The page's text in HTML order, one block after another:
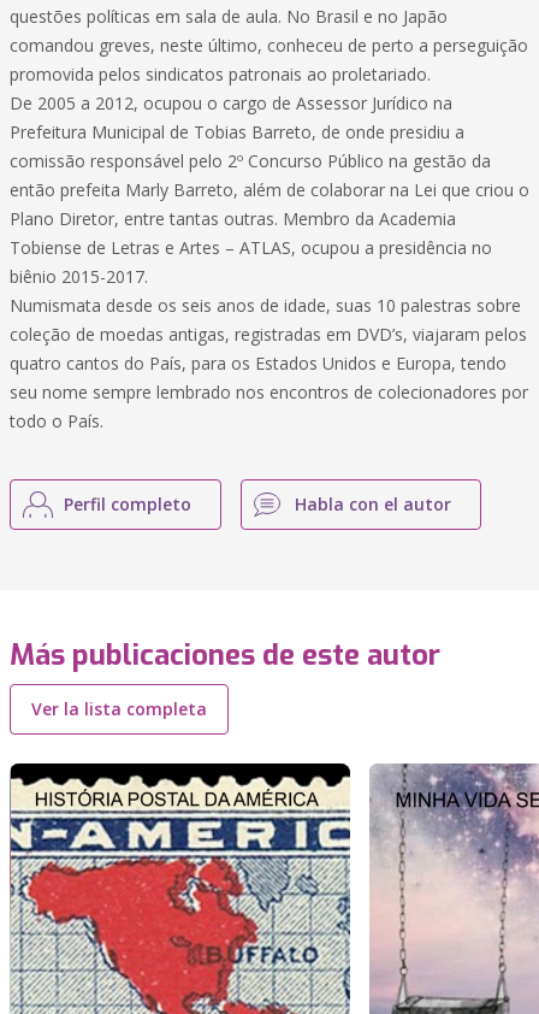
questões políticas em sala de aula. No Brasil e no Japão
comandou greves, neste último, conheceu de perto a perseguição
promovida pelos sindicatos patronais ao proletariado.
De 2005 a 2012, ocupou o cargo de Assessor Jurídico na
Prefeitura Municipal de Tobias Barreto, de onde presidiu a
comissão responsável pelo 2º Concurso Público na gestão da
então prefeita Marly Barreto, além de colaborar na Lei que criou o
Plano Diretor, entre tantas outras. Membro da Academia
Tobiense de Letras e Artes – ATLAS, ocupou a presidência no
biênio 2015-2017.
Numismata desde os seis anos de idade, suas 10 palestras sobre
coleção de moedas antigas, registradas em DVD’s, viajaram pelos
quatro cantos do País, para os Estados Unidos e Europa, tendo
seu nome sempre lembrado nos encontros de colecionadores por
todo o País.
Perfil completo Habla con el autor
Más publicaciones de este autor
Ver la lista completa